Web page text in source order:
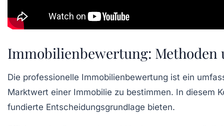
Immobilienbewertung:
Die professionelle Immobilienbewertung ist ein
Marktwert einer Immobilie zu bestimmen. In diesem
fundierte Entscheidungsgrundlage bieten.